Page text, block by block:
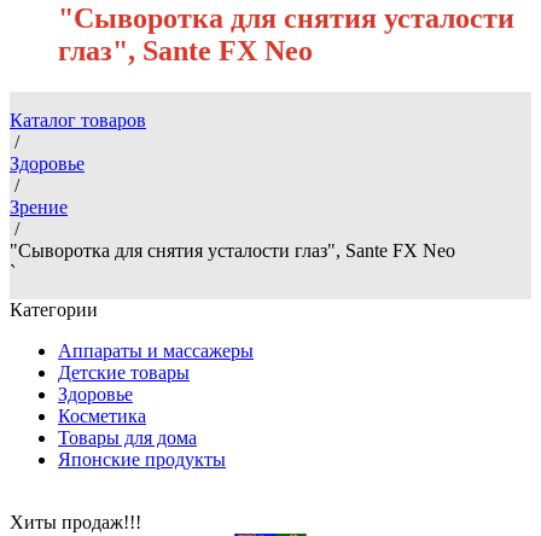
"Сыворотка для снятия усталости
глаз", Sante FX Neo
Каталог товаров
/
Здоровье
/
Зрение
/
"Сыворотка для снятия усталости глаз", Sante FX Neo
`
Категории
Аппараты и массажеры
Детские товары
Здоровье
Косметика
Товары для дома
Японские продукты
Хиты продаж!!!